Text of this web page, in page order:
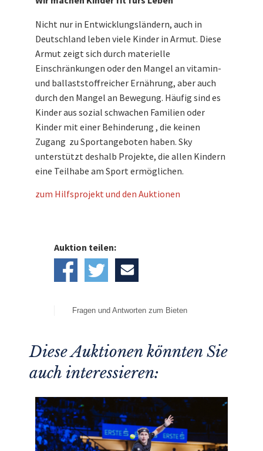
Nicht nur in Entwicklungsländern, auch in
Deutschland leben viele Kinder in Armut. Diese
Armut zeigt sich durch materielle
Einschränkungen oder den Mangel an vitamin-
und ballaststoffreicher Ernährung, aber auch
durch den Mangel an Bewegung. Häufig sind es
Kinder aus sozial schwachen Familien oder
Kinder mit einer Behinderung , die keinen
Zugang zu Sportangeboten haben. Sky
unterstützt deshalb Projekte, die allen Kindern
eine Teilhabe am Sport ermöglichen.
zum Hilfsprojekt und den Auktionen
Auktion teilen:
Fragen und Antworten zum Bieten
Diese Auktionen könnten Sie
auch interessieren: